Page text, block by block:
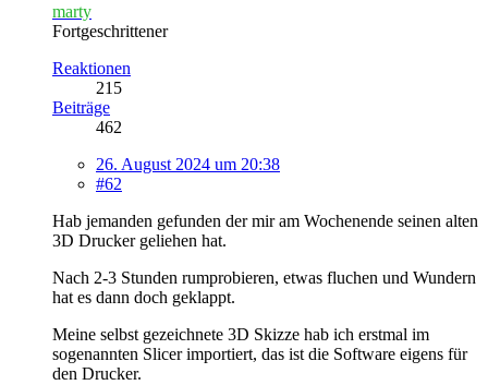
marty
Fortgeschrittener
Reaktionen
215
Beiträge
462
26. August 2024 um 20:38
#62
Hab jemanden gefunden der mir am Wochenende seinen alten
3D Drucker geliehen hat.
Nach 2-3 Stunden rumprobieren, etwas fluchen und Wundern
hat es dann doch geklappt.
Meine selbst gezeichnete 3D Skizze hab ich erstmal im
sogenannten Slicer importiert, das ist die Software eigens für
den Drucker.